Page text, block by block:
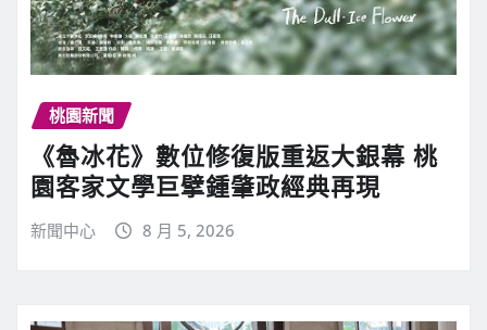
桃園新聞
《魯冰花》數位修復版重返大銀幕 桃
園客家文學巨擘鍾肇政經典再現
新聞中心 8 月 5, 2026